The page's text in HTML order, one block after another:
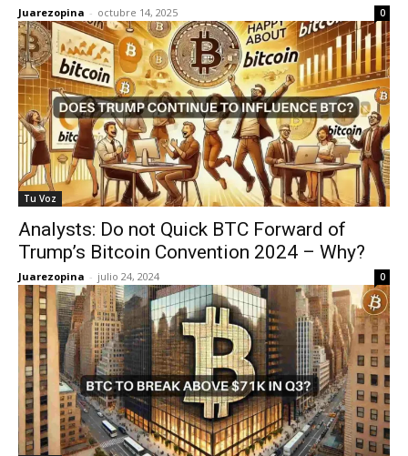
Juarezopina - octubre 14, 2025 0
Tu Voz
Analysts: Do not Quick BTC Forward of
Trump’s Bitcoin Convention 2024 – Why?
Juarezopina - julio 24, 2024 0